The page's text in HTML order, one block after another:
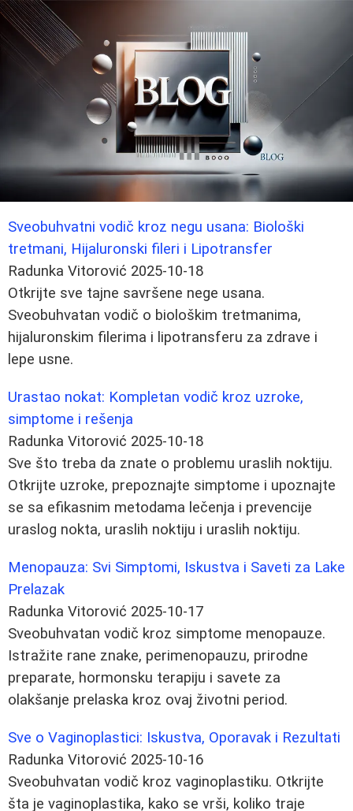
Sveobuhvatni vodič kroz negu usana: Biološki
tretmani, Hijaluronski fileri i Lipotransfer
Radunka Vitorović 2025-10-18
Otkrijte sve tajne savršene nege usana.
Sveobuhvatan vodič o biološkim tretmanima,
hijaluronskim filerima i lipotransferu za zdrave i
lepe usne.
Urastao nokat: Kompletan vodič kroz uzroke,
simptome i rešenja
Radunka Vitorović 2025-10-18
Sve što treba da znate o problemu uraslih noktiju.
Otkrijte uzroke, prepoznajte simptome i upoznajte
se sa efikasnim metodama lečenja i prevencije
uraslog nokta, uraslih noktiju i uraslih noktiju.
Menopauza: Svi Simptomi, Iskustva i Saveti za Lake
Prelazak
Radunka Vitorović 2025-10-17
Sveobuhvatan vodič kroz simptome menopauze.
Istražite rane znake, perimenopauzu, prirodne
preparate, hormonsku terapiju i savete za
olakšanje prelaska kroz ovaj životni period.
Sve o Vaginoplastici: Iskustva, Oporavak i Rezultati
Radunka Vitorović 2025-10-16
Sveobuhvatan vodič kroz vaginoplastiku. Otkrijte
šta je vaginoplastika, kako se vrši, koliko traje